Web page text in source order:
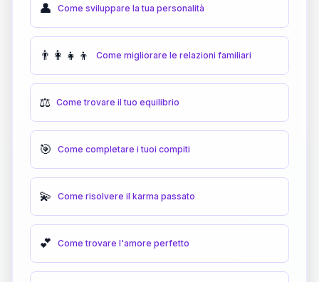
👤 Come sviluppare la tua personalità
👨‍👩‍👧‍👦 Come migliorare le relazioni familiari
⚖️ Come trovare il tuo equilibrio
🎯 Come completare i tuoi compiti
💫 Come risolvere il karma passato
💕 Come trovare l'amore perfetto